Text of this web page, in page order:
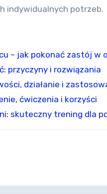
indywidualnych potrzeb.
– jak pokonać zastój w
przyczyny i rozwiązania
działanie i
ćwiczenia i korzyści
skuteczny trening dla